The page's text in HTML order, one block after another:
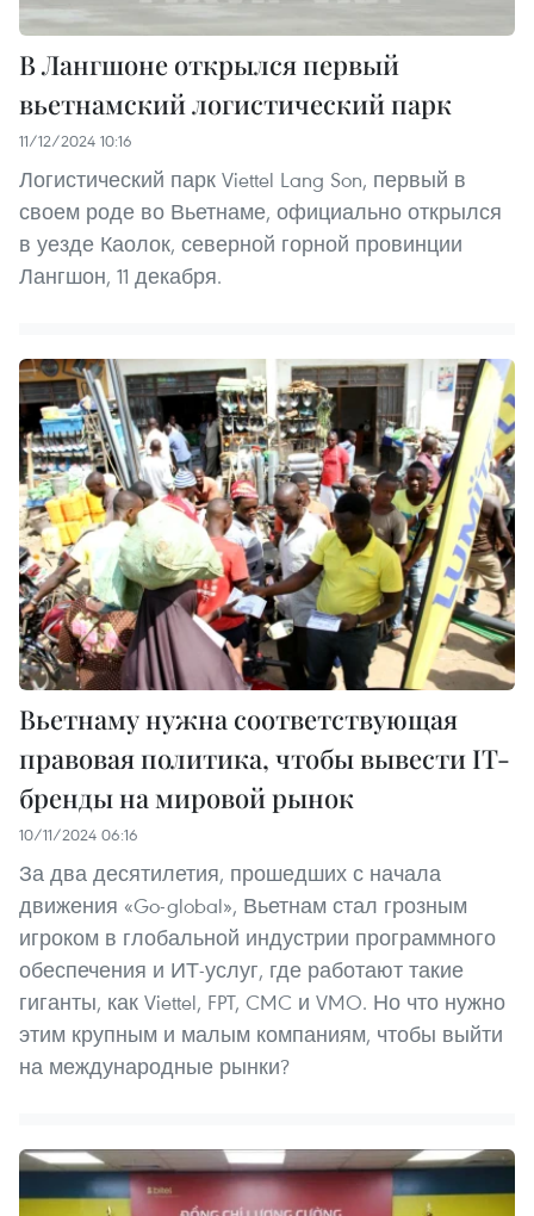
В Лангшоне открылся первый
вьетнамский логистический парк
11/12/2024 10:16
Логистический парк Viettel Lang Son, первый в
своем роде во Вьетнаме, официально открылся
в уезде Каолок, северной горной провинции
Лангшон, 11 декабря.
Вьетнаму нужна соответствующая
правовая политика, чтобы вывести IT-
бренды на мировой рынок
10/11/2024 06:16
За два десятилетия, прошедших с начала
движения «Go-global», Вьетнам стал грозным
игроком в глобальной индустрии программного
обеспечения и ИТ-услуг, где работают такие
гиганты, как Viettel, FPT, CMC и VMO. Но что нужно
этим крупным и малым компаниям, чтобы выйти
на международные рынки?